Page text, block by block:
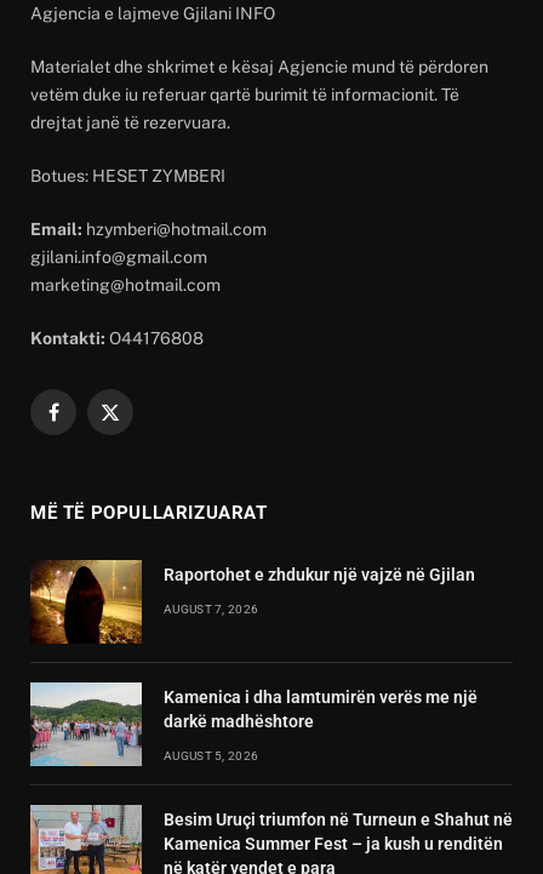
Agjencia e lajmeve Gjilani INFO
Materialet dhe shkrimet e kësaj Agjencie mund të përdoren
vetëm duke iu referuar qartë burimit të informacionit. Të
drejtat janë të rezervuara.
Botues: HESET ZYMBERI
Email: hzymberi@hotmail.com
gjilani.info@gmail.com
marketing@hotmail.com
Kontakti: O44176808
Facebook
X
MË TË POPULLARIZUARAT
Raportohet e zhdukur një vajzë në Gjilan
AUGUST 7, 2026
Kamenica i dha lamtumirën verës me një
darkë madhështore
AUGUST 5, 2026
Besim Uruçi triumfon në Turneun e Shahut në
Kamenica Summer Fest – ja kush u renditën
në katër vendet e para